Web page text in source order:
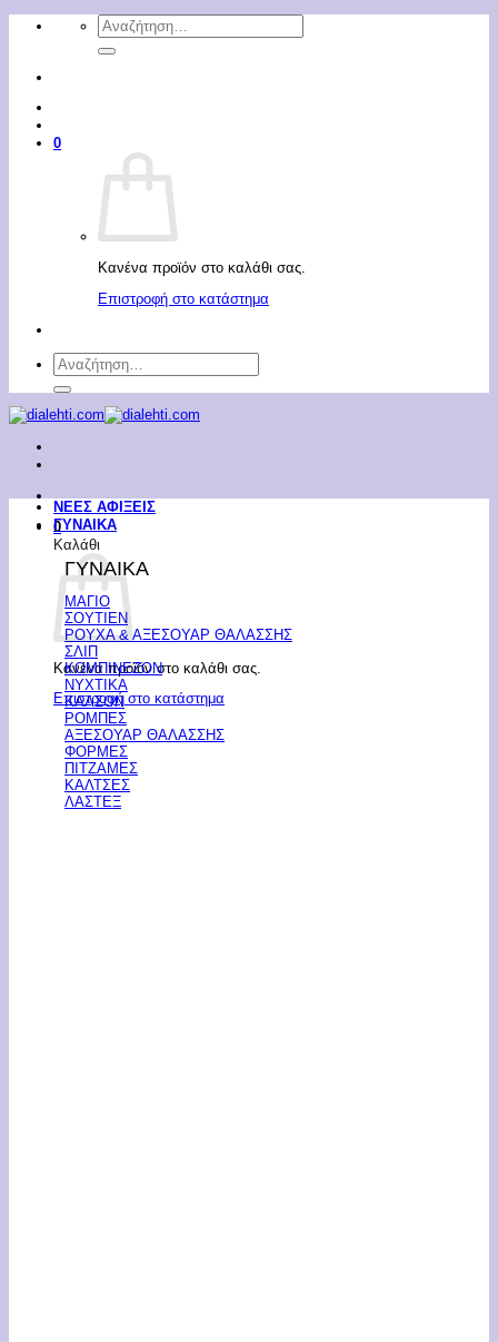
Μετάβαση
Αναζήτηση
για:
0
Κανένα προϊόν στο καλάθι σας.
Επιστροφή στο κατάστημα
Αναζήτηση
για:
0
Καλάθι
Κανένα προϊόν στο καλάθι σας.
Επιστροφή στο κατάστημα
ΝΕΕΣ ΑΦΙΞΕΙΣ
ΓΥΝΑΙΚΑ
ΓΥΝΑΙΚΑ
ΜΑΓΙΟ
ΣΟΥΤΙΕΝ
ΡΟΥΧΑ & ΑΞΕΣΟΥΑΡ ΘΑΛΑΣΣΗΣ
ΣΛΙΠ
ΚΟΜΠΙΝΕΖΟΝ
ΝΥΧΤΙΚΑ
ΚΑΛΣΟΝ
ΡΟΜΠΕΣ
ΑΞΕΣΟΥΑΡ ΘΑΛΑΣΣΗΣ
ΦΟΡΜΕΣ
ΠΙΤΖΑΜΕΣ
ΚΑΛΤΣΕΣ
ΛΑΣΤΕΞ